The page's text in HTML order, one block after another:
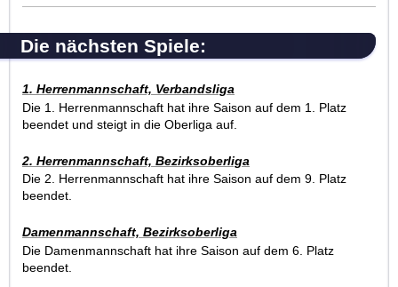
Die nächsten Spiele:
1. Herrenmannschaft, Verbandsliga
Die 1. Herrenmannschaft hat ihre Saison auf dem 1. Platz
beendet und steigt in die Oberliga auf.
2. Herrenmannschaft, Bezirksoberliga
Die 2. Herrenmannschaft hat ihre Saison auf dem 9. Platz
beendet.
Damenmannschaft, Bezirksoberliga
Die Damenmannschaft hat ihre Saison auf dem 6. Platz
beendet.